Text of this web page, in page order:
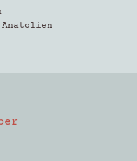
Anatolien